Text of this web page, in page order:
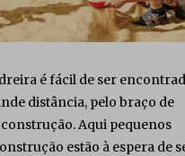
é fácil de ser
distância, pelo braço de
Aqui pequenos
estão à espera de